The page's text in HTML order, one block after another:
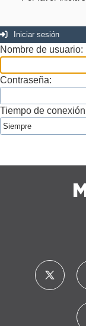
Iniciar sesión
Nombre de usuario:
Contraseña:
Tiempo de